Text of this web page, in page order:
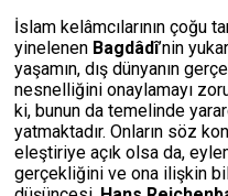
İslam kelâmcılarının çoğu
yinelenen Bagdâdî’nin
yaşamın, dış dünyanın
nesnelliğini onaylamayı
ki, bunun da temelinde
yatmaktadır. Onların söz
eleştiriye açık olsa da,
gerçekliğini ve ona ilişkin